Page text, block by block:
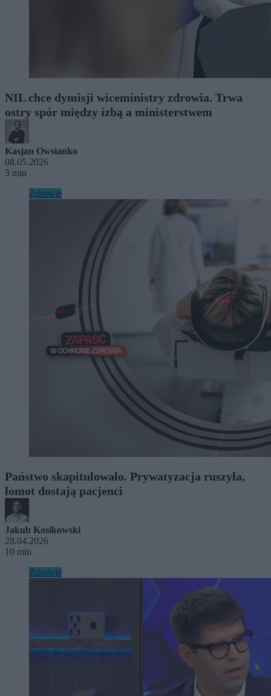
NIL chce dymisji wiceministry zdrowia. Trwa
ostry spór między izbą a ministerstwem
Kasjan Owsianko
08.05.2026
3 min
Zdrowie
Państwo skapitulowało. Prywatyzacja ruszyła,
łomot dostają pacjenci
Jakub Kosikowski
28.04.2026
10 min
Zdrowie